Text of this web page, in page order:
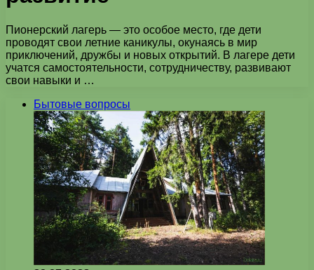
Пионерский лагерь — это особое место, где дети
проводят свои летние каникулы, окунаясь в мир
приключений, дружбы и новых открытий. В лагере дети
учатся самостоятельности, сотрудничеству, развивают
свои навыки и …
Бытовые вопросы